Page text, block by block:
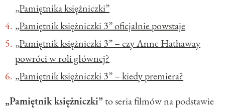
„Pamiętnika księżniczki”
„Pamiętnik księżniczki 3” oficjalnie powstaje
„Pamiętnik księżniczki 3” – czy Anne Hathaway
powróci w roli głównej?
„Pamiętnik księżniczki 3” – kiedy premiera?
„Pamiętnik księżniczki”to seria filmów na podstawie